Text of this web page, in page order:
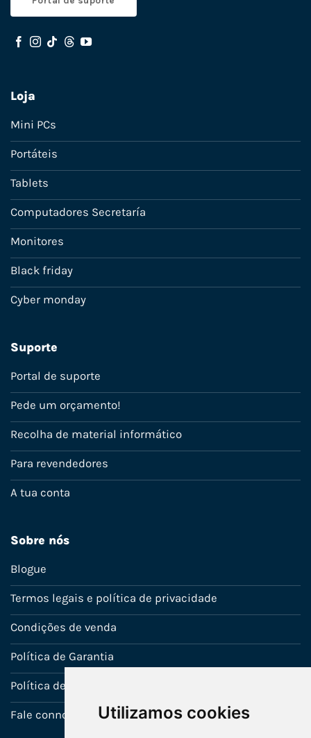
Utilizamos cookies
Loja
Mini PCs
Portáteis
Tablets
Computadores Secretaría
Monitores
Black friday
Cyber monday
Suporte
Portal de suporte
Pede um orçamento!
Recolha de material informático
Para revendedores
A tua conta
Sobre nós
Blogue
Termos legais e política de privacidade
Condições de venda
Política de Garantia
Política de utilização de cookies
Fale connosco